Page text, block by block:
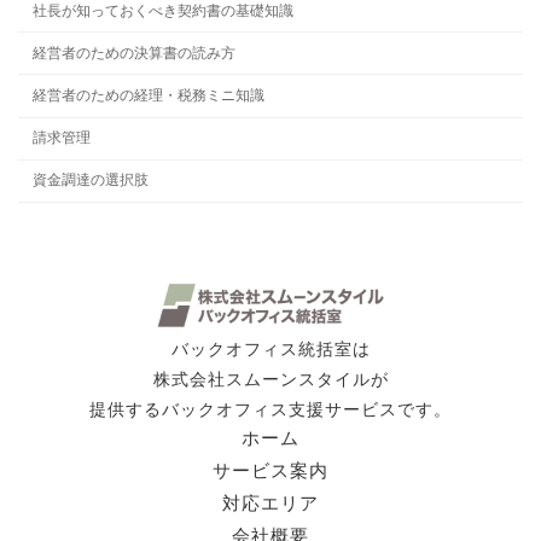
社長が知っておくべき契約書の基礎知識
経営者のための決算書の読み方
経営者のための経理・税務ミニ知識
請求管理
資金調達の選択肢
バックオフィス統括室は
株式会社スムーンスタイルが
提供するバックオフィス支援サービスです。
ホーム
サービス案内
対応エリア
会社概要